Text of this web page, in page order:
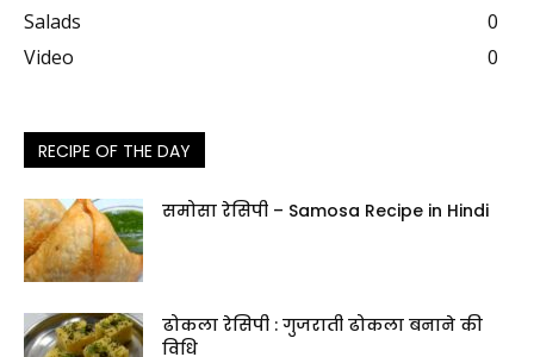
Salads
0
Video
0
RECIPE OF THE DAY
समोसा रेसिपी – Samosa Recipe in Hindi
ढोकला रेसिपी : गुजराती ढोकला बनाने की
विधि